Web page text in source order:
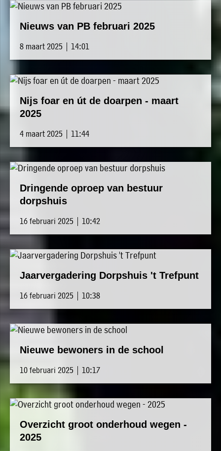
Nieuws van PB februari 2025
8 maart 2025 | 14:01
Nijs foar en út de doarpen - maart
2025
4 maart 2025 | 11:44
Dringende oproep van bestuur
dorpshuis
16 februari 2025 | 10:42
Jaarvergadering Dorpshuis 't Trefpunt
16 februari 2025 | 10:38
Nieuwe bewoners in de school
10 februari 2025 | 10:17
Overzicht groot onderhoud wegen -
2025